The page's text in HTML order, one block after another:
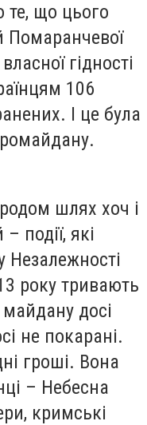
те, що цього
Помаранчевої
гідності
106
І це була
шлях хоч і
події, які
Незалежності
року тривають
досі
не покарані.
гроші. Вона
– Небесна
кримські